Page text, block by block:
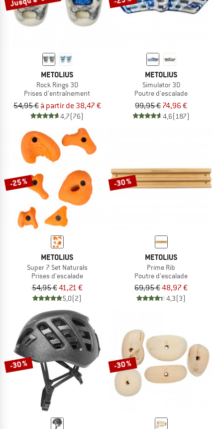
METOLIUS
Rock Rings 3D
Prises d'entraînement
54,95 € à partir de 38,47 €
4,7(76)
METOLIUS
Simulator 3D
Poutre d'escalade
99,95 € 74,96 €
4,6(187)
-25 %
METOLIUS
Super 7 Set Naturals
Prises d'escalade
54,95 €41,21 €
5,0(2)
-30 %
METOLIUS
Prime Rib
Poutre d'escalade
69,95 €48,97 €
4,3(3)
-30 % -30 %